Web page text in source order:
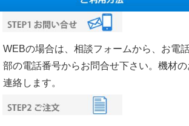
WEBの場合は、相談フォームから、お電
部の電話番号からお問合せ下さい。機材
連絡します。